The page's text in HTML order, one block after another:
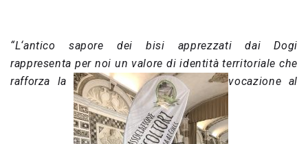
“L‘antico sapore dei bisi apprezzati dai Dogi
rappresenta per noi un valore di identità territoriale che
rafforza la
vocazione al